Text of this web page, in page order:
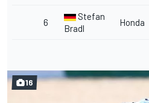
6
Stefan
Bradl
Honda
16